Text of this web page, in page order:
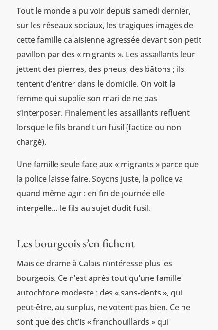
Tout le monde a pu voir depuis samedi dernier,
sur les réseaux sociaux, les tragiques images de
cette famille calaisienne agressée devant son petit
pavillon par des « migrants ». Les assaillants leur
jettent des pierres, des pneus, des bâtons ; ils
tentent d’entrer dans le domicile. On voit la
femme qui supplie son mari de ne pas
s’interposer. Finalement les assaillants refluent
lorsque le fils brandit un fusil (factice ou non
chargé).
Une famille seule face aux « migrants » parce que
la police laisse faire. Soyons juste, la police va
quand même agir : en fin de journée elle
interpelle… le fils au sujet dudit fusil.
Les bourgeois s’en fichent
Mais ce drame à Calais n’intéresse plus les
bourgeois. Ce n’est après tout qu’une famille
autochtone modeste : des « sans-dents », qui
peut-être, au surplus, ne votent pas bien. Ce ne
sont que des cht’is « franchouillards » qui